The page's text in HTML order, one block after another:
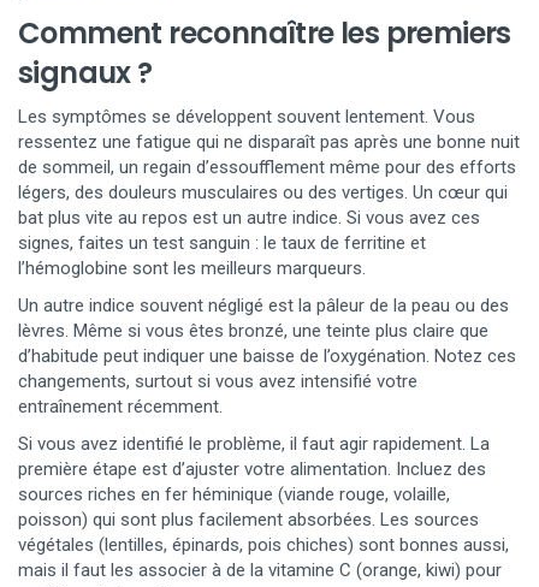
Comment reconnaître les premiers
signaux ?
Les symptômes se développent souvent lentement. Vous
ressentez une fatigue qui ne disparaît pas après une bonne nuit
de sommeil, un regain d’essoufflement même pour des efforts
légers, des douleurs musculaires ou des vertiges. Un cœur qui
bat plus vite au repos est un autre indice. Si vous avez ces
signes, faites un test sanguin : le taux de ferritine et
l’hémoglobine sont les meilleurs marqueurs.
Un autre indice souvent négligé est la pâleur de la peau ou des
lèvres. Même si vous êtes bronzé, une teinte plus claire que
d’habitude peut indiquer une baisse de l’oxygénation. Notez ces
changements, surtout si vous avez intensifié votre
entraînement récemment.
Si vous avez identifié le problème, il faut agir rapidement. La
première étape est d’ajuster votre alimentation. Incluez des
sources riches en fer héminique (viande rouge, volaille,
poisson) qui sont plus facilement absorbées. Les sources
végétales (lentilles, épinards, pois chiches) sont bonnes aussi,
mais il faut les associer à de la vitamine C (orange, kiwi) pour